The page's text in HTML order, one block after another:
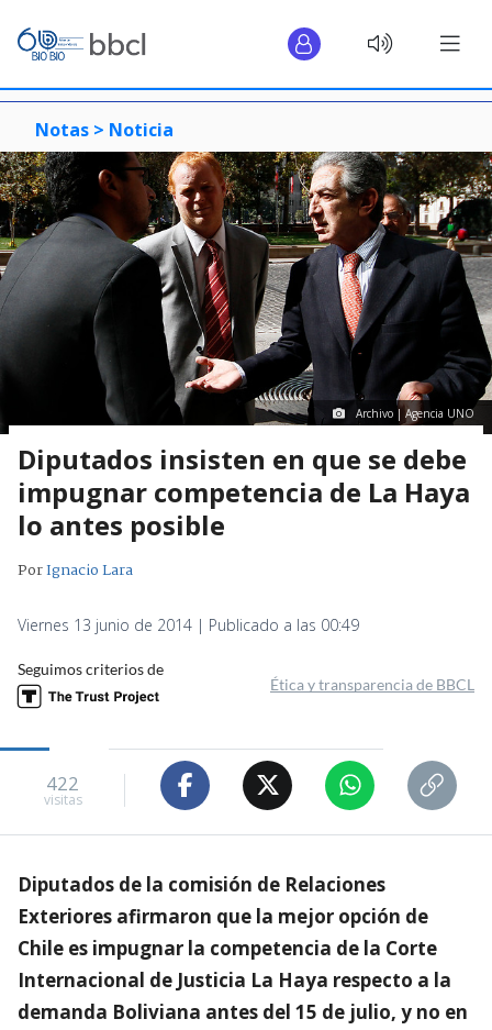
Notas > Noticia
Archivo | Agencia UNO
Diputados insisten en que se debe
impugnar competencia de La Haya
lo antes posible
PorIgnacio Lara
Viernes 13 junio de 2014 | Publicado a las 00:49
Seguimos criterios de
Ética y transparencia de BBCL
422
visitas
Diputados de la comisión de Relaciones
Exteriores afirmaron que la mejor opción de
Chile es impugnar la competencia de la Corte
Internacional de Justicia La Haya respecto a la
demanda Boliviana antes del 15 de julio, y no en